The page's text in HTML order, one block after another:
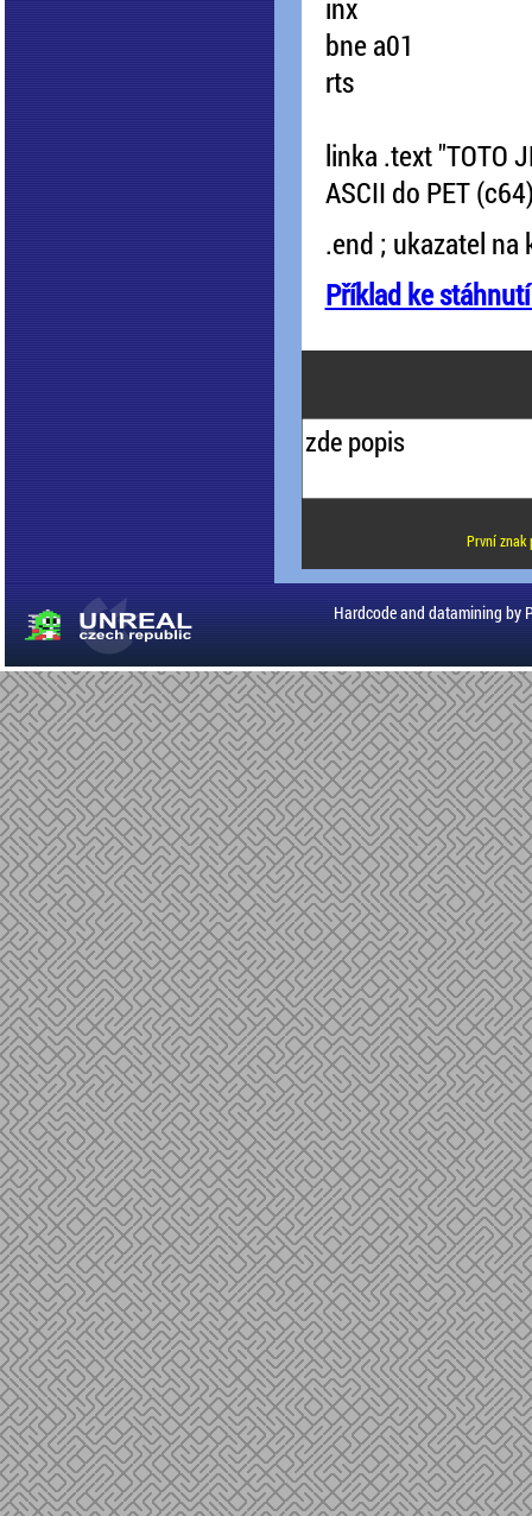
inx
bne a01
rts
linka .text "TOTO
ASCII do PET
.end ; ukazatel na
Příklad ke
První znak
Hardcode and datamining by